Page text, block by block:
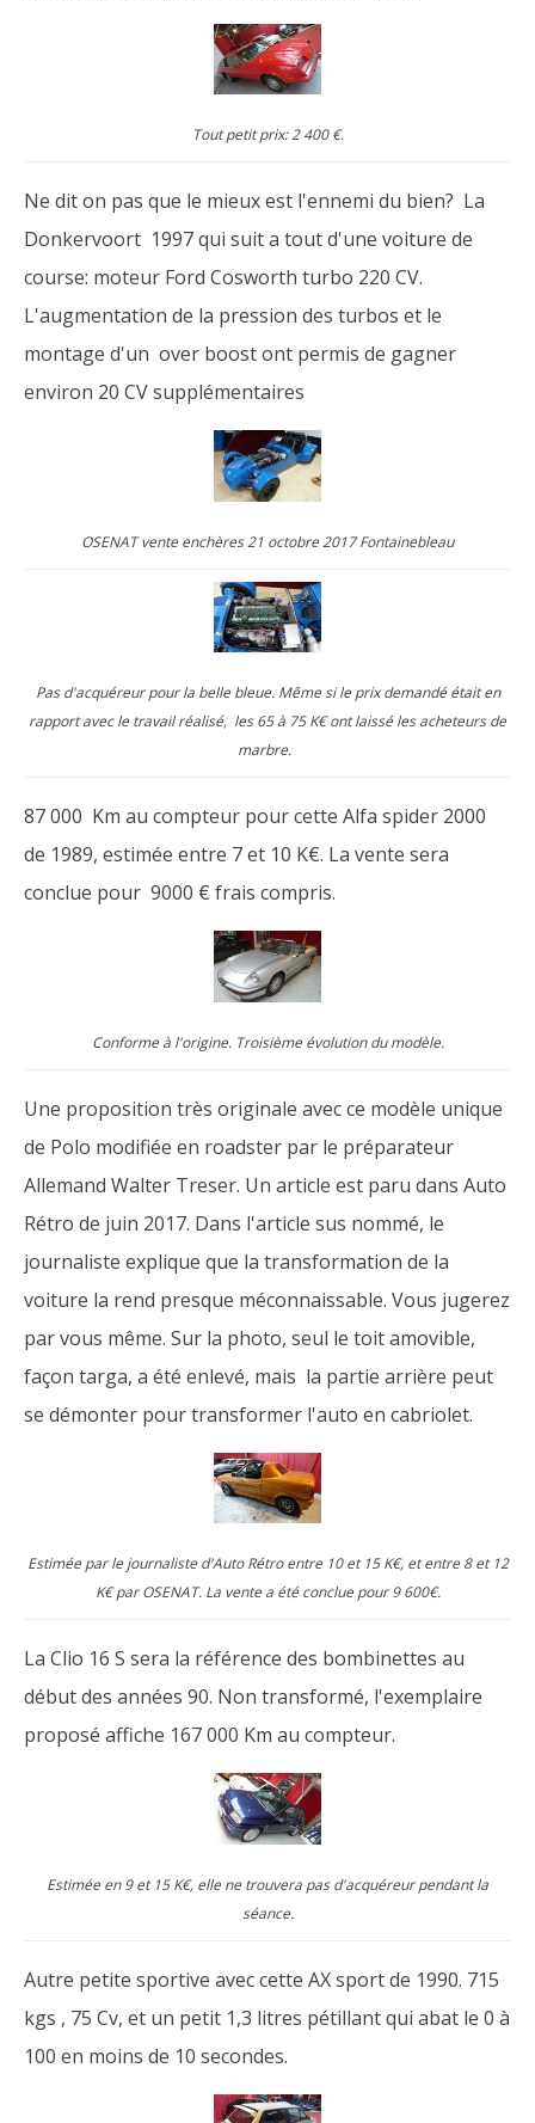
Tout petit prix: 2 400 €.
Ne dit on pas que le mieux est l'ennemi du bien? La
Donkervoort 1997 qui suit a tout d'une voiture de
course: moteur Ford Cosworth turbo 220 CV.
L'augmentation de la pression des turbos et le
montage d'un over boost ont permis de gagner
environ 20 CV supplémentaires
OSENAT vente enchères 21 octobre 2017 Fontainebleau
Pas d'acquéreur pour la belle bleue. Même si le prix demandé était en
rapport avec le travail réalisé, les 65 à 75 K€ ont laissé les acheteurs de
marbre.
87 000 Km au compteur pour cette Alfa spider 2000
de 1989, estimée entre 7 et 10 K€. La vente sera
conclue pour 9000 € frais compris.
Conforme à l'origine. Troisième évolution du modèle.
Une proposition très originale avec ce modèle unique
de Polo modifiée en roadster par le préparateur
Allemand Walter Treser. Un article est paru dans Auto
Rétro de juin 2017. Dans l'article sus nommé, le
journaliste explique que la transformation de la
voiture la rend presque méconnaissable. Vous jugerez
par vous même. Sur la photo, seul le toit amovible,
façon targa, a été enlevé, mais la partie arrière peut
se démonter pour transformer l'auto en cabriolet.
Estimée par le journaliste d'Auto Rétro entre 10 et 15 K€, et entre 8 et 12
K€ par OSENAT. La vente a été conclue pour 9 600€.
La Clio 16 S sera la référence des bombinettes au
début des années 90. Non transformé, l'exemplaire
proposé affiche 167 000 Km au compteur.
Estimée en 9 et 15 K€, elle ne trouvera pas d'acquéreur pendant la
séance.
Autre petite sportive avec cette AX sport de 1990. 715
kgs , 75 Cv, et un petit 1,3 litres pétillant qui abat le 0 à
100 en moins de 10 secondes.